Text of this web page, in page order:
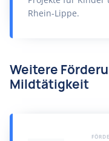
Rhein-Lippe.
Weitere
Mildtätigkeit